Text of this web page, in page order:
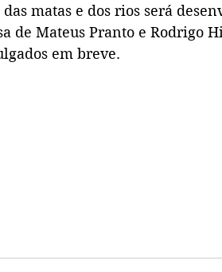
matas e dos rios será
de Mateus Pranto e Rodrigo
em breve.